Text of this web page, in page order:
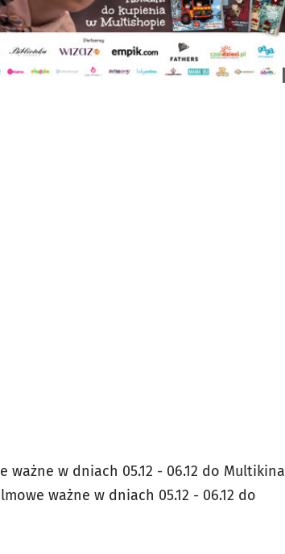
w dniach 05.12 - 06.12 do Multikina
ważne w dniach 05.12 - 06.12 do